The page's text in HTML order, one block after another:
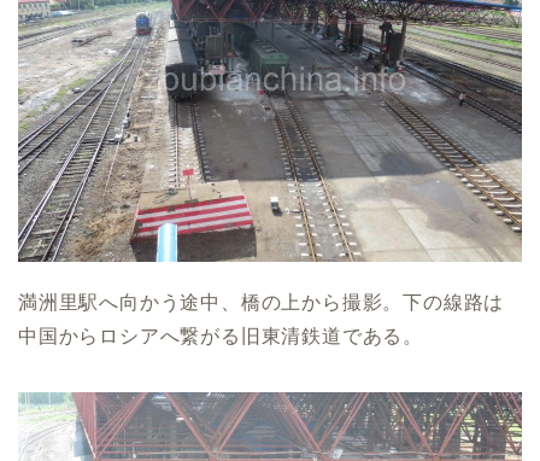
満洲里駅へ向かう途中、橋の上から撮影。下の線路は
中国からロシアへ繋がる旧東清鉄道である。